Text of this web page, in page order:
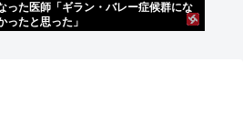
った医師「ギラン・バレー症候群にな
ったと思った」